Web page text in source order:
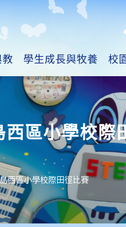
教 學生成長與牧養 校
區小學校際
島西區小學校際田徑比賽